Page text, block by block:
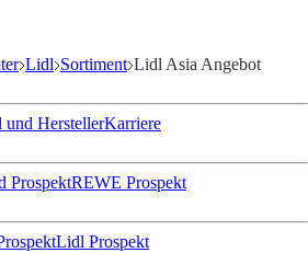
Lidl Sortiment Lidl Asia Angebot
und HerstellerKarriere
ProspektREWE Prospekt
Lidl Prospekt